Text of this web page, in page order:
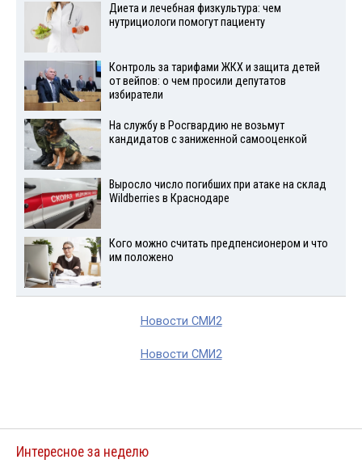
Диета и лечебная физкультура: чем
нутрициологи помогут пациенту
Контроль за тарифами ЖКХ и защита детей
от вейпов: о чем просили депутатов
избиратели
На службу в Росгвардию не возьмут
кандидатов с заниженной самооценкой
Выросло число погибших при атаке на склад
Wildberries в Краснодаре
Кого можно считать предпенсионером и что
им положено
Новости СМИ2
Новости СМИ2
Интересное за неделю